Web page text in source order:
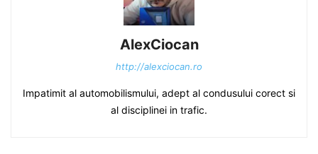
AlexCiocan
http://alexciocan.ro
Impatimit al automobilismului, adept al condusului corect si
al disciplinei in trafic.